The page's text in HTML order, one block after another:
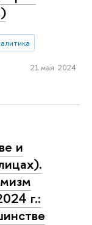
21 мая 2024
и
г.: